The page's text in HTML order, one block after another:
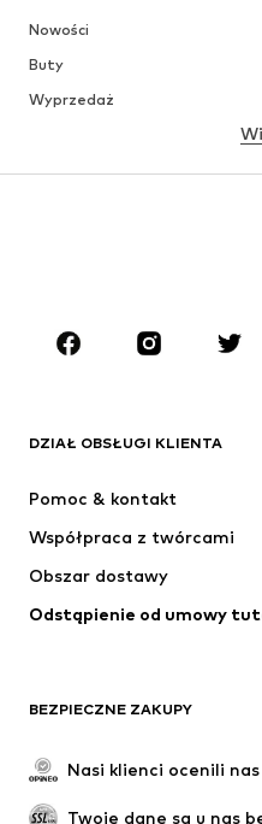
Nowości
Buty
Wyprzedaż
MARKI
Next
ADIDAS PERFORMANCE
DZIAŁ OBSŁUGI KLIENTA
Pomoc & kontakt
Współpraca z twórcami
Obszar dostawy
Odstąpienie od umowy
BEZPIECZNE ZAKUPY
Nasi klienci ocenili
Twoje dane są u nas